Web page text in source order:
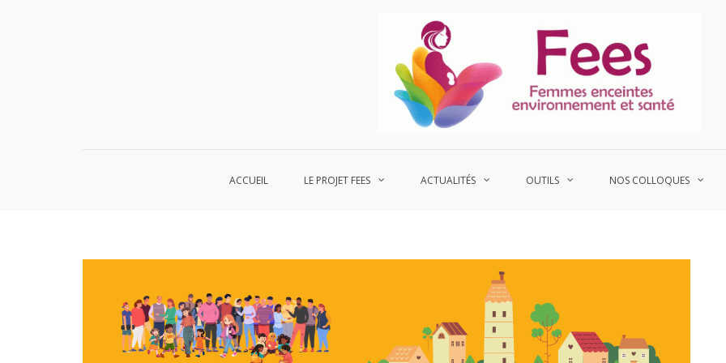
ACCUEIL LE PROJET FEES ACTUALITÉS OUTILS NOS COLLOQUES